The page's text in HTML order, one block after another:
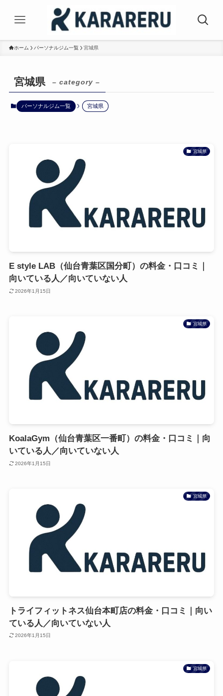
ホーム パーソナルジム一覧 宮城県
宮城県 – category –
パーソナルジム一覧 宮城県
宮城県
E style LAB（仙台青葉区国分町）の料金・口コミ｜
向いている人／向いていない人
2026年1月15日
宮城県
KoalaGym（仙台青葉区一番町）の料金・口コミ｜向
いている人／向いていない人
2026年1月15日
宮城県
トライフィットネス仙台本町店の料金・口コミ｜向い
ている人／向いていない人
2026年1月15日
宮城県